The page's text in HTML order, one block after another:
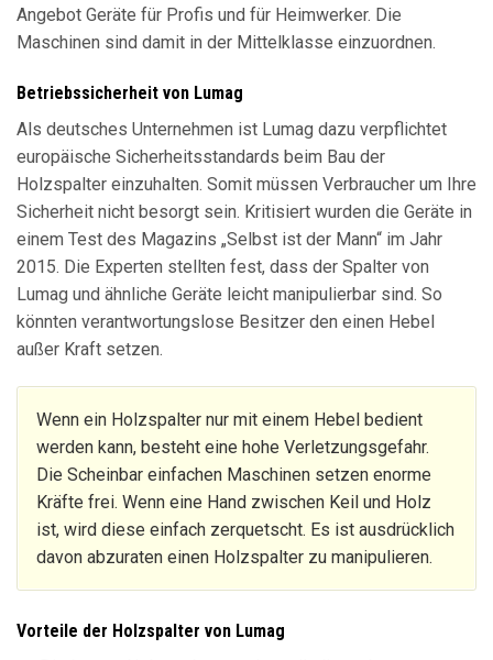
Angebot Geräte für Profis und für Heimwerker. Die
Maschinen sind damit in der Mittelklasse einzuordnen.
Betriebssicherheit von Lumag
Als deutsches Unternehmen ist Lumag dazu verpflichtet
europäische Sicherheitsstandards beim Bau der
Holzspalter einzuhalten. Somit müssen Verbraucher um Ihre
Sicherheit nicht besorgt sein. Kritisiert wurden die Geräte in
einem Test des Magazins „Selbst ist der Mann“ im Jahr
2015. Die Experten stellten fest, dass der Spalter von
Lumag und ähnliche Geräte leicht manipulierbar sind. So
könnten verantwortungslose Besitzer den einen Hebel
außer Kraft setzen.
Wenn ein Holzspalter nur mit einem Hebel bedient
werden kann, besteht eine hohe Verletzungsgefahr.
Die Scheinbar einfachen Maschinen setzen enorme
Kräfte frei. Wenn eine Hand zwischen Keil und Holz
ist, wird diese einfach zerquetscht. Es ist ausdrücklich
davon abzuraten einen Holzspalter zu manipulieren.
Vorteile der Holzspalter von Lumag